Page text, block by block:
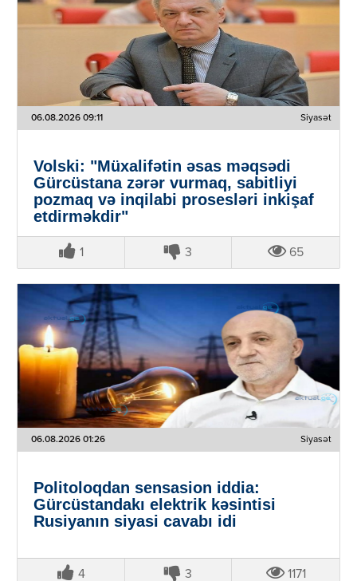
06.08.2026 09:11 Siyasət
Volski: "Müxalifətin əsas məqsədi
Gürcüstana zərər vurmaq, sabitliyi
pozmaq və inqilabi prosesləri inkişaf
etdirməkdir"
1 3 65
06.08.2026 01:26 Siyasət
Politoloqdan sensasion iddia:
Gürcüstandakı elektrik kəsintisi
Rusiyanın siyasi cavabı idi
4 3 1171